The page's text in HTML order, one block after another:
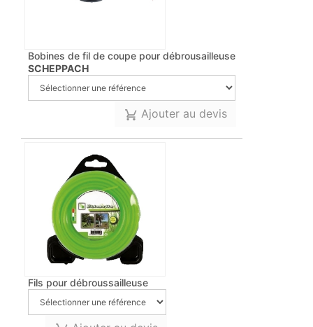
Bobines de fil de coupe pour débrousailleuse
SCHEPPACH
Ajouter au devis
Fils pour débroussailleuse